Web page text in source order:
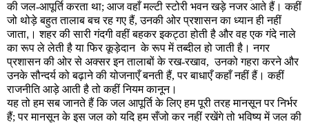
की जल-आपूर्ति करता था; आज वहाँ मल्टी स्टोरी भवन खड़े नजर आते हैं। कहीं
जो थोड़े बहुत तालाब बच रह गए हैं, उनकी ओर प्रशासन का ध्यान ही नहीं
जाता, । शहर की सारी गंदगी वहीं बहकर इकट्ठा होती है और वह एक गंदे नाले
का रूप ले लेती है या फिर कूड़ेदान के रूप में तब्दील हो जाती है। नगर
प्रशासन की ओर से अक्सर इन तालाबों के रख-रखाव, उनको गहरा करने और
उनके सौन्दर्य को बढ़ाने की योजनाएँ बनती हैं, पर बाधाएँ कहाँ नहीं हैं। कहीं
राजनीति आड़े आती है तो कहीं नियम कानून।
यह तो हम सब जानते हैं कि जल आपूर्ति के लिए हम पूरी तरह मानसून पर निर्भर
हैं; पर मानसून के इस जल को यदि हम सँजो कर नहीं रखेंगे तो भविष्य में जल की